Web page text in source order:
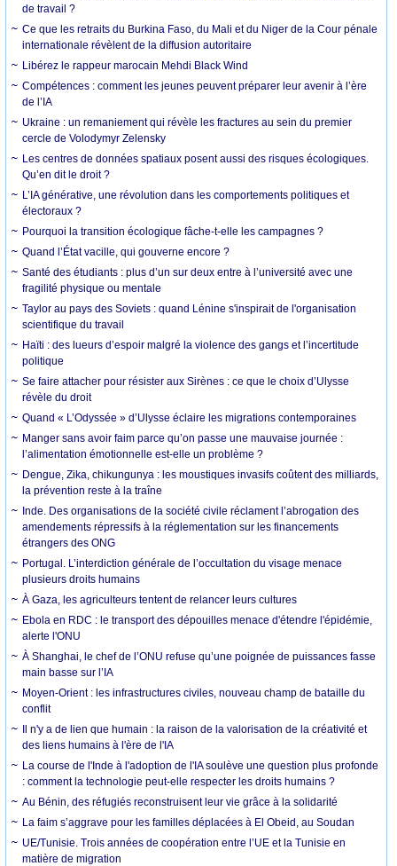
de travail ?
Ce que les retraits du Burkina Faso, du Mali et du Niger de la Cour pénale
internationale révèlent de la diffusion autoritaire
Libérez le rappeur marocain Mehdi Black Wind
Compétences : comment les jeunes peuvent préparer leur avenir à l’ère
de l’IA
Ukraine : un remaniement qui révèle les fractures au sein du premier
cercle de Volodymyr Zelensky
Les centres de données spatiaux posent aussi des risques écologiques.
Qu’en dit le droit ?
L’IA générative, une révolution dans les comportements politiques et
électoraux ?
Pourquoi la transition écologique fâche-t-elle les campagnes ?
Quand l’État vacille, qui gouverne encore ?
Santé des étudiants : plus d’un sur deux entre à l’université avec une
fragilité physique ou mentale
Taylor au pays des Soviets : quand Lénine s'inspirait de l'organisation
scientifique du travail
Haïti : des lueurs d’espoir malgré la violence des gangs et l’incertitude
politique
Se faire attacher pour résister aux Sirènes : ce que le choix d’Ulysse
révèle du droit
Quand « L’Odyssée » d’Ulysse éclaire les migrations contemporaines
Manger sans avoir faim parce qu’on passe une mauvaise journée :
l’alimentation émotionnelle est-elle un problème ?
Dengue, Zika, chikungunya : les moustiques invasifs coûtent des milliards,
la prévention reste à la traîne
Inde. Des organisations de la société civile réclament l’abrogation des
amendements répressifs à la réglementation sur les financements
étrangers des ONG
Portugal. L’interdiction générale de l’occultation du visage menace
plusieurs droits humains
À Gaza, les agriculteurs tentent de relancer leurs cultures
Ebola en RDC : le transport des dépouilles menace d'étendre l'épidémie,
alerte l'ONU
À Shanghai, le chef de l’ONU refuse qu’une poignée de puissances fasse
main basse sur l’IA
Moyen-Orient : les infrastructures civiles, nouveau champ de bataille du
conflit
Il n'y a de lien que humain : la raison de la valorisation de la créativité et
des liens humains à l'ère de l'IA
La course de l'Inde à l'adoption de l'IA soulève une question plus profonde
: comment la technologie peut-elle respecter les droits humains ?
Au Bénin, des réfugiés reconstruisent leur vie grâce à la solidarité
La faim s’aggrave pour les familles déplacées à El Obeid, au Soudan
UE/Tunisie. Trois années de coopération entre l’UE et la Tunisie en
matière de migration